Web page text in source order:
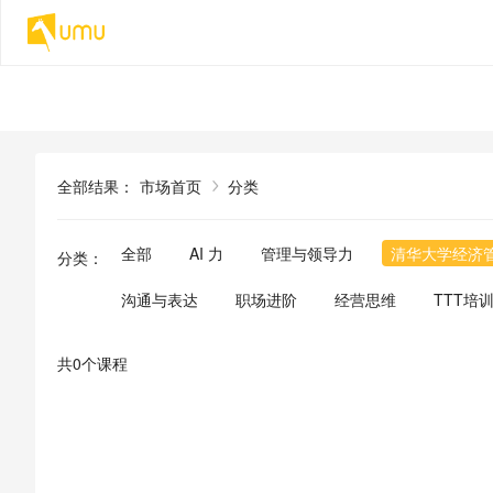
全部结果 ： 市场首页 分类
分类 ： 全部 AI 力 管理与领导力 清华大学经济
沟通与表达 职场进阶 经营思维 TTT培训
共0个课程